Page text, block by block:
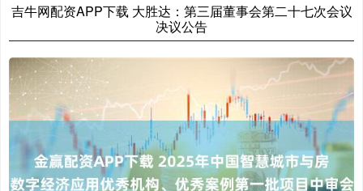
吉牛网配资APP下载 大胜达：第三届董事会第二十七次会议
决议公告